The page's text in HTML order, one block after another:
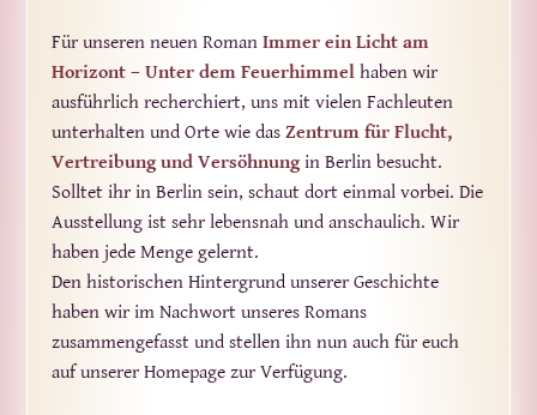
Für unseren neuen RomanImmer ein Licht am
Horizont – Unter dem Feuerhimmel haben wir
ausführlich recherchiert, uns mit vielen Fachleuten
unterhalten und Orte wie dasZentrum für Flucht,
Vertreibung und Versöhnungin Berlin besucht.
Solltet ihr in Berlin sein, schaut dort einmal vorbei. Die
Ausstellung ist sehr lebensnah und anschaulich. Wir
haben jede Menge gelernt.
Den historischen Hintergrund unserer Geschichte
haben wir im Nachwort unseres Romans
zusammengefasst und stellen ihn nun auch für euch
auf unserer Homepage zur Verfügung.